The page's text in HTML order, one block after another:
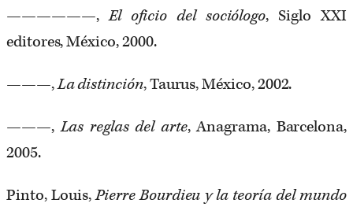
——————,El oficio del sociólogo, Siglo XXI
editores, México, 2000.
———,La distinción, Taurus, México, 2002.
———,Las reglas del arte, Anagrama, Barcelona,
2005.
Pinto, Louis,Pierre Bourdieu y la teoría del mundo